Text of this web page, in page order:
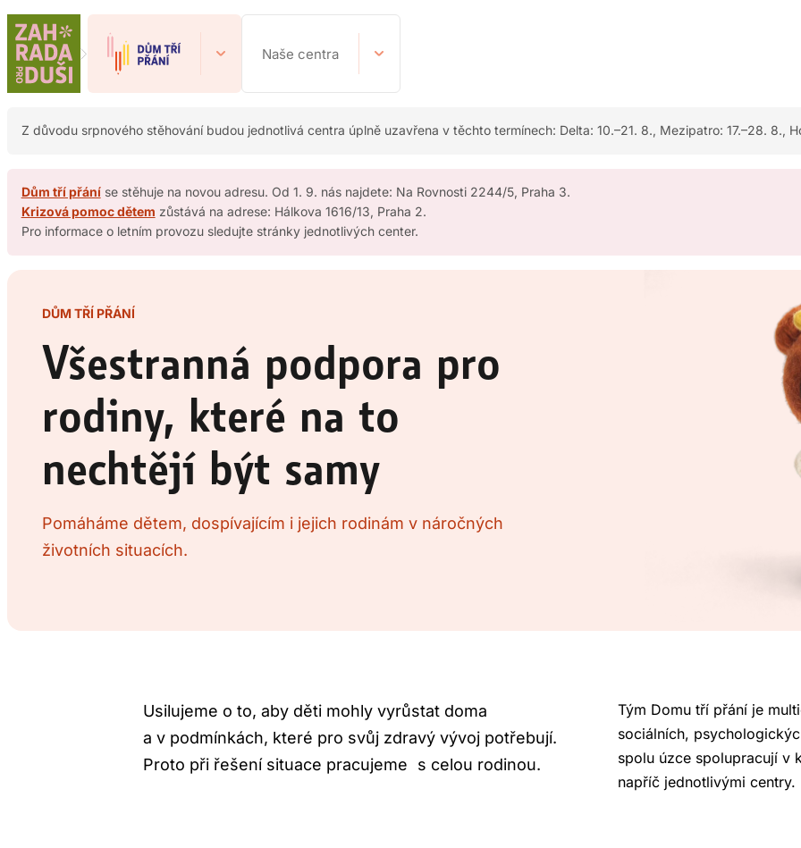
Přeskočit
na
obsah
Naše centra
Z důvodu srpnového stěhování budou jednotlivá centra úplně uzavřena v těchto termínech: Delta: 10.–21. 8., Mezipatro: 17.–28. 8.,
Dům tří přáníse stěhuje na novou adresu. Od 1. 9. nás najdete: Na Rovnosti 2244/5, Praha 3.
Krizová pomoc dětem zůstává na adrese: Hálkova 1616/13, Praha 2.
Pro informace o letním provozu sledujte stránky jednotlivých center.
DŮM TŘÍ PŘÁNÍ
Všestranná podpora pro
rodiny, které na to
nechtějí být samy
Pomáháme dětem, dospívajícím i jejich rodinám v náročných
životních situacích.
Usilujeme o to, aby děti mohly vyrůstat doma
a v podmínkách, které pro svůj zdravý vývoj potřebují.
Proto při řešení situace pracujeme s celou rodinou.
Tým Domu tří přání je
sociálních,
spolu úzce spolupracují v
napříč jednotlivými centry.